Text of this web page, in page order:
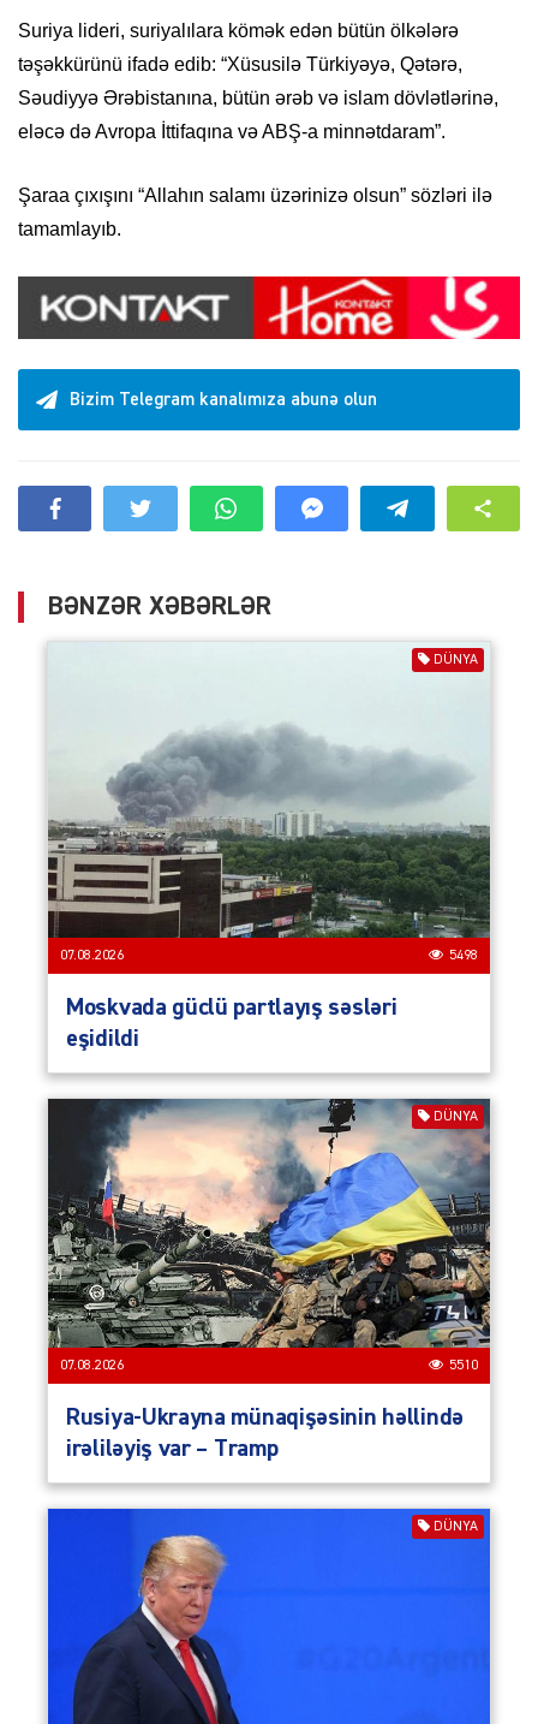
Suriya lideri, suriyalılara kömək edən bütün ölkələrə
təşəkkürünü ifadə edib: “Xüsusilə Türkiyəyə, Qətərə,
Səudiyyə Ərəbistanına, bütün ərəb və islam dövlətlərinə,
eləcə də Avropa İttifaqına və ABŞ-a minnətdaram”.
Şaraa çıxışını “Allahın salamı üzərinizə olsun” sözləri ilə
tamamlayıb.
Bizim Telegram kanalımıza abunə olun
BƏNZƏR XƏBƏRLƏR
DÜNYA
07.08.2026 5498
Moskvada güclü partlayış səsləri
eşidildi
DÜNYA
07.08.2026 5510
Rusiya-Ukrayna münaqişəsinin həllində
irəliləyiş var – Tramp
DÜNYA